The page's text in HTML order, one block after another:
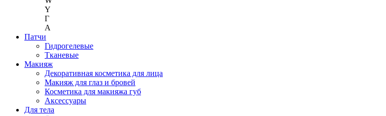
Y
Г
A
Патчи
Гидрогелевые
Тканевые
Макияж
Декоративная косметика для лица
Макияж для глаз и бровей
Косметика для макияжа губ
Аксессуары
Для тела